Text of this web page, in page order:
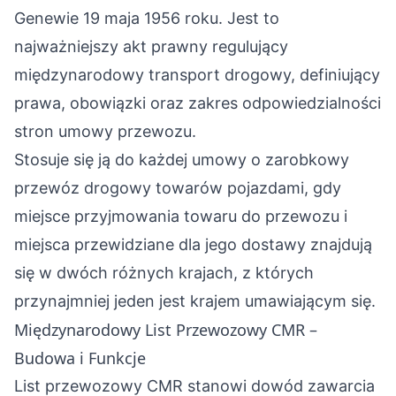
Genewie 19 maja 1956 roku. Jest to
najważniejszy akt prawny regulujący
międzynarodowy transport drogowy, definiujący
prawa, obowiązki oraz zakres odpowiedzialności
stron umowy przewozu.
Stosuje się ją do każdej umowy o zarobkowy
przewóz drogowy towarów pojazdami, gdy
miejsce przyjmowania towaru do przewozu i
miejsca przewidziane dla jego dostawy znajdują
się w dwóch różnych krajach, z których
przynajmniej jeden jest krajem umawiającym się.
Międzynarodowy List Przewozowy CMR –
Budowa i Funkcje
List przewozowy CMR stanowi dowód zawarcia